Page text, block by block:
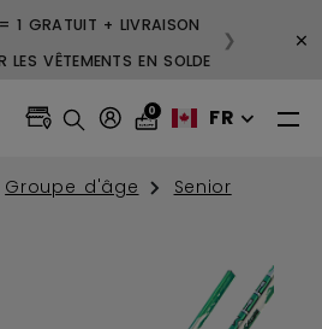
1 GRATUIT + LIVRAISON
LES VÊTEMENTS EN SOLDE
❯ ×
0 FR
Groupe d'âge Senior